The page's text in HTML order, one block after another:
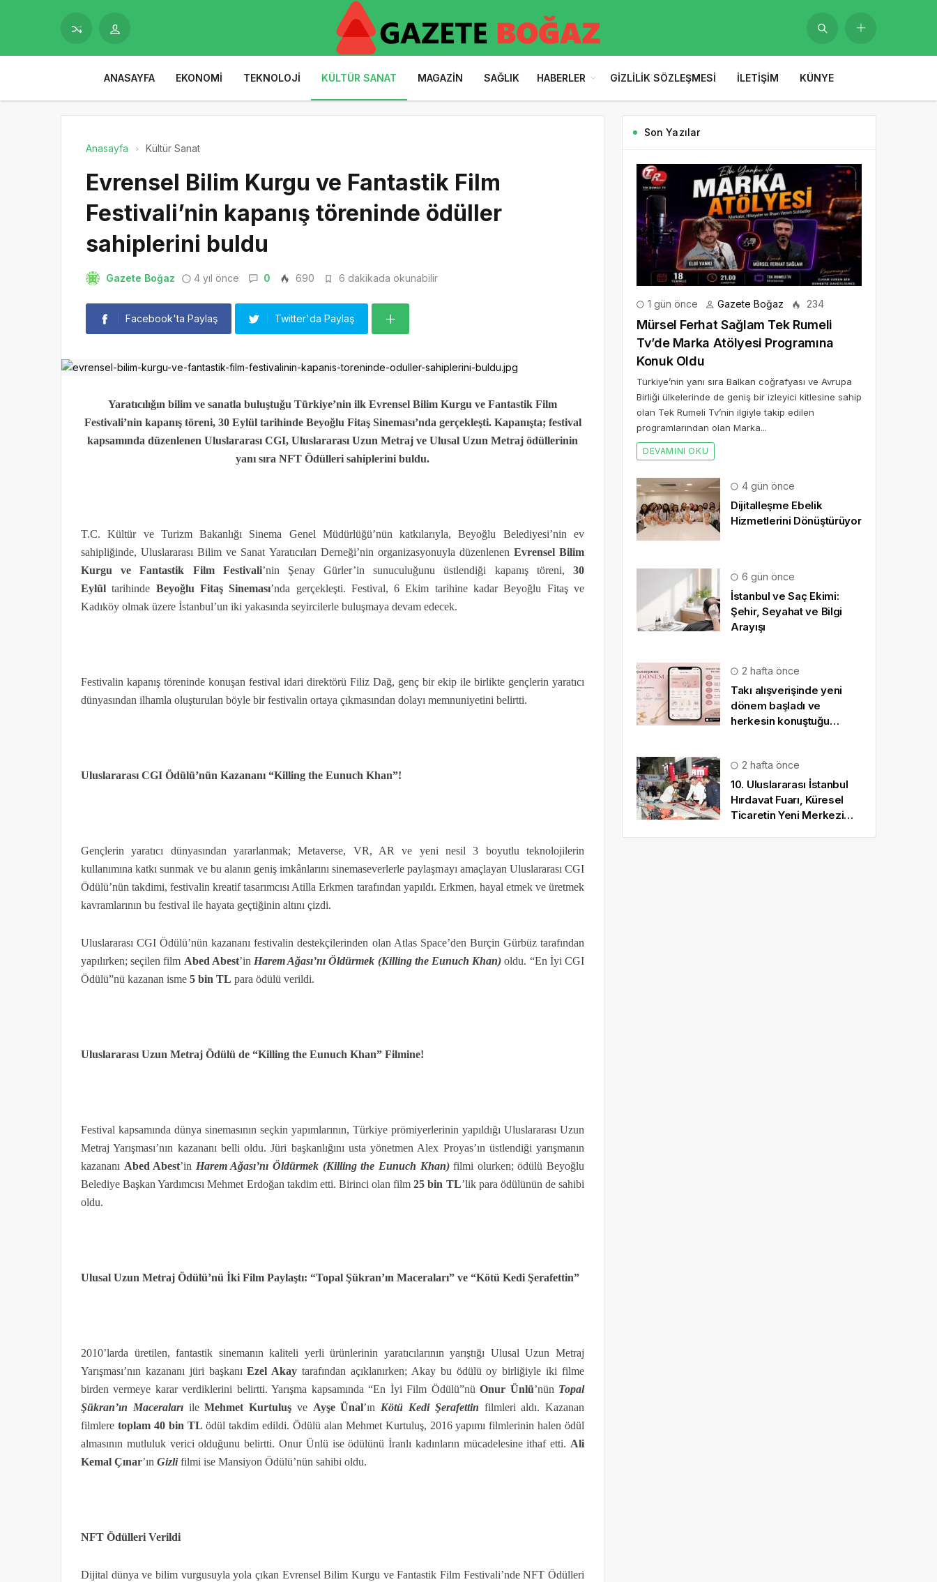
ANASAYFA EKONOMI TEKNOLOJI KÜLTÜR SANAT MAGAZIN SAĞLIK HABERLER GIZLILIK SÖZLEŞMESI İLETIŞIM KÜNYE
Anasayfa Kültür Sanat
Evrensel Bilim Kurgu ve Fantastik Film
Festivali’nin kapanış töreninde ödüller
sahiplerini buldu
Gazete Boğaz 4 yıl önce 0 690 6 dakikada okunabilir
Facebook'ta Paylaş Twitter'da Paylaş
Yaratıcılığın bilim ve sanatla buluştuğu Türkiye’nin ilk Evrensel Bilim Kurgu ve Fantastik Film
Festivali’nin kapanış töreni, 30 Eylül tarihinde Beyoğlu Fitaş Sineması’nda gerçekleşti. Kapanışta; festival
kapsamında düzenlenen Uluslararası CGI, Uluslararası Uzun Metraj ve Ulusal Uzun Metraj ödüllerinin
yanı sıra NFT Ödülleri sahiplerini buldu.
T.C. Kültür ve Turizm Bakanlığı Sinema Genel Müdürlüğü’nün katkılarıyla,Beyoğlu Belediyesi’nin ev
sahipliğinde, Uluslararası Bilim ve Sanat Yaratıcıları Derneği’nin organizasyonuyla düzenlenen Evrensel Bilim
Kurgu ve Fantastik Film Festivali’nin Şenay Gürler’in sunuculuğunu üstlendiği kapanış töreni,30
Eylül tarihinde Beyoğlu Fitaş Sineması’nda gerçekleşti. Festival, 6 Ekim tarihine kadar Beyoğlu Fitaş ve
Kadıköy olmak üzere İstanbul’un iki yakasında seyircilerle buluşmaya devam edecek.
Festivalin kapanış töreninde konuşan festival idari direktörü Filiz Dağ, genç bir ekip ile birlikte gençlerin yaratıcı
dünyasından ilhamla oluşturulan böyle bir festivalin ortaya çıkmasından dolayı memnuniyetini belirtti.
Uluslararası CGI Ödülü’nün Kazananı “Killing the Eunuch Khan”!
Gençlerin yaratıcı dünyasından yararlanmak; Metaverse, VR, AR ve yeni nesil 3 boyutlu teknolojilerin
kullanımına katkı sunmak ve bu alanın geniş imkânlarını sinemaseverlerle paylaşmayı amaçlayan Uluslararası CGI
Ödülü’nün takdimi, festivalin kreatif tasarımcısı Atilla Erkmen tarafından yapıldı. Erkmen, hayal etmek ve üretmek
kavramlarının bu festival ile hayata geçtiğinin altını çizdi.
Uluslararası CGI Ödülü’nün kazananı festivalin destekçilerinden olan Atlas Space’den Burçin Gürbüz tarafından
yapılırken; seçilen film Abed Abest’in Harem Ağası’nı Öldürmek (Killing the Eunuch Khan) oldu. “En İyi CGI
Ödülü”nü kazanan isme 5 bin TL para ödülü verildi.
Uluslararası Uzun Metraj Ödülü de “Killing the Eunuch Khan” Filmine!
Festival kapsamında dünya sinemasının seçkin yapımlarının, Türkiye prömiyerlerinin yapıldığı Uluslararası Uzun
Metraj Yarışması’nın kazananı belli oldu. Jüri başkanlığını usta yönetmen Alex Proyas’ın üstlendiği yarışmanın
kazananı Abed Abest’in Harem Ağası’nı Öldürmek (Killing the Eunuch Khan)filmi olurken; ödülü Beyoğlu
Belediye Başkan Yardımcısı Mehmet Erdoğan takdim etti. Birinci olan film25 bin TL’lik para ödülünün de sahibi
oldu.
Ulusal Uzun Metraj Ödülü’nü İki Film Paylaştı: “Topal Şükran’ın Maceraları” ve “Kötü Kedi Şerafettin”
2010’larda üretilen, fantastik sinemanın kaliteli yerli ürünlerinin yaratıcılarının yarıştığı Ulusal Uzun Metraj
Yarışması’nın kazananı jüri başkanıEzel Akay tarafından açıklanırken; Akay bu ödülü oy birliğiyle iki filme
birden vermeye karar verdiklerini belirtti. Yarışma kapsamında “En İyi Film Ödülü”nüOnur Ünlü’nün Topal
Şükran’ın Maceraları ileMehmet Kurtuluş ve Ayşe Ünal’ın Kötü Kedi Şerafettin filmleri aldı. Kazanan
filmlere toplam 40 bin TL ödül takdim edildi. Ödülü alan Mehmet Kurtuluş, 2016 yapımı filmlerinin halen ödül
almasının mutluluk verici olduğunu belirtti. Onur Ünlü ise ödülünü İranlı kadınların mücadelesine ithaf etti. Ali
Kemal Çınar’ın Gizlifilmi ise Mansiyon Ödülü’nün sahibi oldu.
NFT Ödülleri Verildi
Dijital dünya ve bilim vurgusuyla yola çıkan Evrensel Bilim Kurgu ve Fantastik Film Festivali’nde NFT Ödülleri
Son Yazılar
1 gün önce Gazete Boğaz 234
Mürsel Ferhat Sağlam Tek Rumeli
Tv’de Marka Atölyesi Programına
Konuk Oldu
Türkiye’nin yanı sıra Balkan coğrafyası ve Avrupa
Birliği ülkelerinde de geniş bir izleyici kitlesine sahip
olan Tek Rumeli Tv’nin ilgiyle takip edilen
programlarından olan Marka...
DEVAMINI OKU
4 gün önce
Dijitalleşme Ebelik
Hizmetlerini Dönüştürüyor
6 gün önce
İstanbul ve Saç Ekimi:
Şehir, Seyahat ve Bilgi
Arayışı
2 hafta önce
Takı alışverişinde yeni
dönem başladı ve
herkesin konuştuğu
2 hafta önce
10. Uluslararası İstanbul
Hırdavat Fuarı, Küresel
Ticaretin Yeni Merkezi